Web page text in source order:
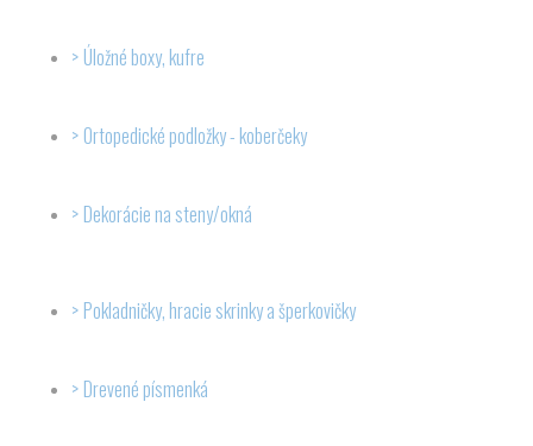
Úložné boxy, kufre
Ortopedické podložky - koberčeky
Dekorácie na steny/okná
Pokladničky, hracie skrinky a šperkovičky
Drevené písmenká